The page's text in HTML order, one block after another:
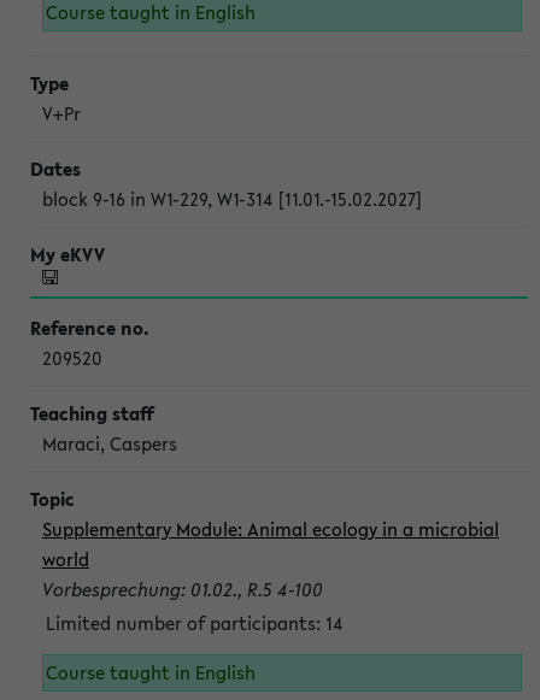
Course taught in English
V+Pr
block 9-16 in W1-229, W1-314 [11.01.-15.02.2027]
209520
Maraci, Caspers
Supplementary Module: Animal ecology in a microbial
world
Vorbesprechung: 01.02., R.5 4-100
Limited number of participants: 14
Course taught in English